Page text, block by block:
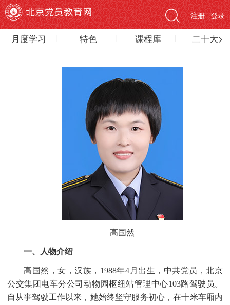
登录
注册
月度学习 特色 课程库 二十大>
高国然
一、人物介绍
高国然，女，汉族， 1988年4月出生，中共党员，北京
公交集团电车分公司动物园枢纽站管理中心103路驾驶员。
自从事驾驶工作以来，她始终坚守服务初心，在十米车厢内